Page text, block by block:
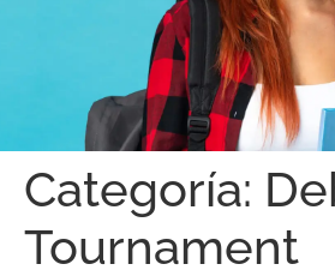
Categoría:
Tournament